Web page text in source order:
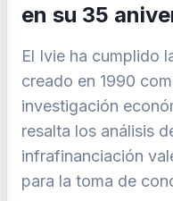
en su 35
El Ivie ha cumplido
creado en 1990
investigación
resalta los análisis
infrafinanciación
para la toma de